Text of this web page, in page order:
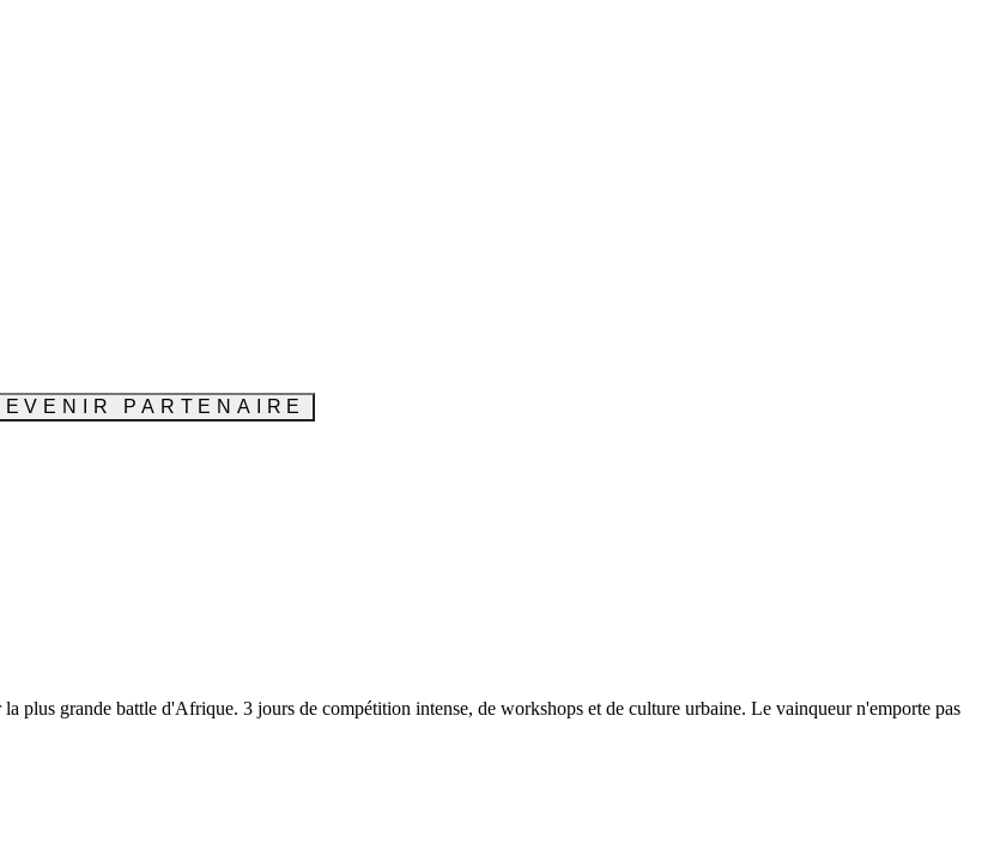
PARTENAIRE
plus grande battle d'Afrique. 3 jours de compétition intense, de workshops et de culture urbaine. Le vainqueur n'emporte pas